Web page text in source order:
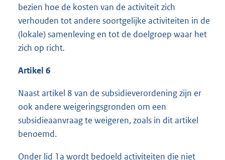
bezien hoe de kosten van de activiteit zich
verhouden tot andere soortgelijke activiteiten in de
(lokale) samenleving en tot de doelgroep waar het
zich op richt.
Artikel 6
Naast artikel 8 van de subsidieverordening zijn er
ook andere weigeringsgronden om een
subsidieaanvraag te weigeren, zoals in dit artikel
benoemd.
Onder lid 1a wordt bedoeld activiteiten die niet